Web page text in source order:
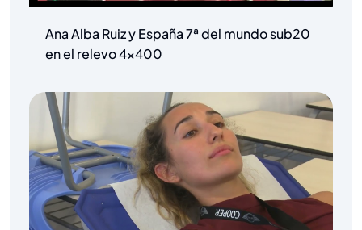
Ana Alba Ruiz y España 7ª del mundo sub20
en el relevo 4×400